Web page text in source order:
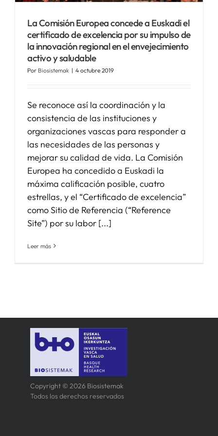
SERVICIOS
APOYO I+D+I
La Comisión Europea concede a Euskadi el
certificado de excelencia por su impulso de
la innovación regional en el envejecimiento
activo y saludable
Por Biosistemak | 4 octubre 2019
Se reconoce así la coordinación y la
consistencia de las instituciones y
organizaciones vascas para responder a
las necesidades de las personas y
mejorar su calidad de vida. La Comisión
Europea ha concedido a Euskadi la
máxima calificación posible, cuatro
estrellas, y el “Certificado de excelencia”
como Sitio de Referencia (“Reference
Site”) por su labor [...]
Leer más
Copyright © 2026 Biosistemak
Todos los derechos reservados